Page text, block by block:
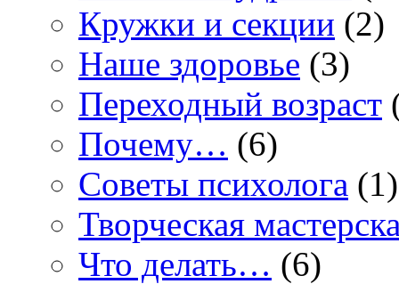
Кружки и секции (2)
Наше здоровье (3)
Переходный возраст
Почему… (6)
Советы психолога (1)
Творческая
Что делать… (6)